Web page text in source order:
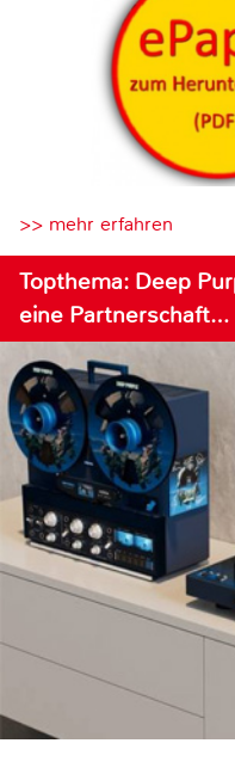
>> mehr erfahren
Topthema: Deep
eine Partnerschaft…